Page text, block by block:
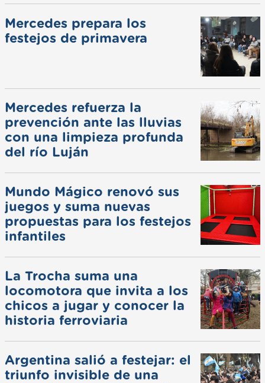
Mercedes prepara los
festejos de primavera
Mercedes refuerza la
prevención ante las lluvias
con una limpieza profunda
del río Luján
Mundo Mágico renovó sus
juegos y suma nuevas
propuestas para los festejos
infantiles
La Trocha suma una
locomotora que invita a los
chicos a jugar y conocer la
historia ferroviaria
Argentina salió a festejar: el
triunfo invisible de una